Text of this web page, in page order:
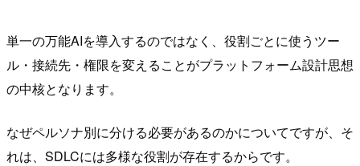
単一の万能AIを導入するのではなく、役割ごとに使うツー
ル・接続先・権限を変えることがプラットフォーム設計思想
の中核となります。
なぜペルソナ別に分ける必要があるのかについてですが、そ
れは、SDLCには多様な役割が存在するからです。